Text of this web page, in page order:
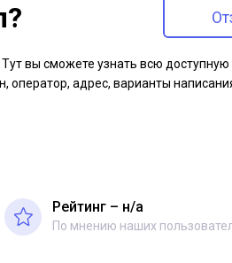
вы сможете узнать всю
оператор, адрес, варианты
Рейтинг – н/a
По мнению наших